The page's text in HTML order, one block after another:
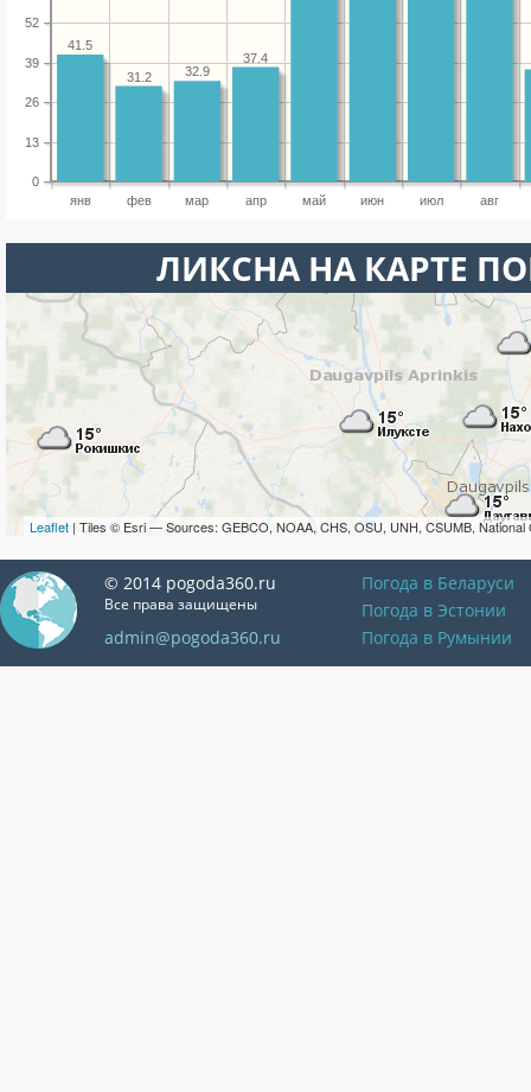
янв фев мар апр май июн июл авг
0
13
26
39
52
37.4
32.9
31.2
41.5
ЛИКСНА НА КАРТЕ
Leaflet | Tiles © Esri — Sources: GEBCO, NOAA, CHS, OSU, UNH, CSUMB, National
© 2014 pogoda360.ru
Все права защищены
admin@pogoda360.ru
Погода в Беларуси
Погода в Эстонии
Погода в Румынии